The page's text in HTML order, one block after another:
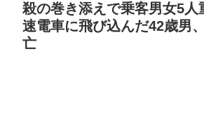
殺の巻き添えで乗客男女5
速電車に飛び込んだ42歳男
亡